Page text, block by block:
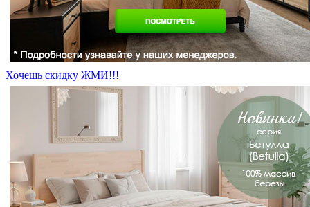
Хочешь скидку ЖМИ!!!